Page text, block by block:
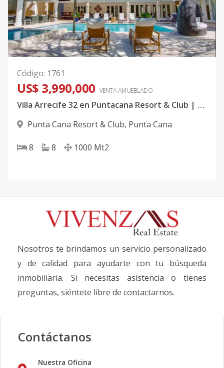
Código: 1761
US$ 3,990,000 VENTA AMUEBLADO
Villa Arrecife 32 en Puntacana Resort & Club | Exclusiva Residencia Colonial de Lujo con 8 Habitaciones y Vista al Golf en Punta Cana
Punta Cana Resort & Club, Punta Cana
8 8 1000 Mt2
Nosotros te brindamos un servicio personalizado
y de calidad para ayudarte con tu búsqueda
inmobiliaria. Si necesitas asistencia o tienes
preguntas, siéntete libre de contactarnos.
Contáctanos
Nuestra Oficina